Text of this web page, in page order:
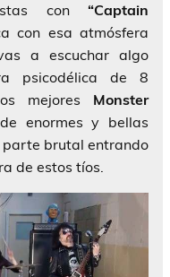
con “Captain
con esa atmósfera
a escuchar algo
psicodélica de 8
mejores Monster
enormes y bellas
parte brutal entrando
de estos tíos.